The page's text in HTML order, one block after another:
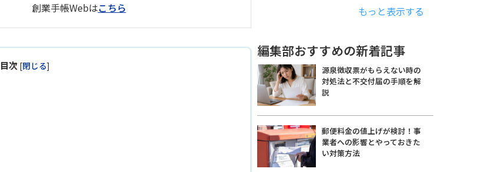
創業手帳Webはこちら
次 [閉じる]
もっと表示する
編集部おすすめの新着記事
源泉徴収票がもらえない時の
対処法と不交付届の手順を解
説
郵便料金の値上げが検討！事
業者への影響とやっておきた
い対策方法